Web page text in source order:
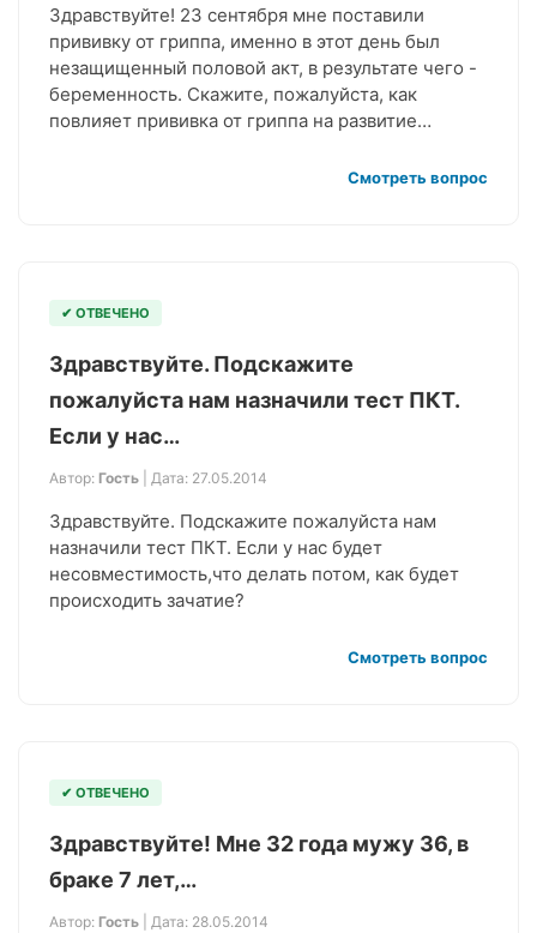
Здравствуйте! 23 сентября мне поставили
прививку от гриппа, именно в этот день был
незащищенный половой акт, в результате чего -
беременность. Скажите, пожалуйста, как
повлияет прививка от гриппа на развитие…
Смотреть вопрос
✔ ОТВЕЧЕНО
Здравствуйте. Подскажите
пожалуйста нам назначили тест ПКТ.
Если у нас…
Автор: Гость | Дата: 27.05.2014
Здравствуйте. Подскажите пожалуйста нам
назначили тест ПКТ. Если у нас будет
несовместимость,что делать потом, как будет
происходить зачатие?
Смотреть вопрос
✔ ОТВЕЧЕНО
Здравствуйте! Мне 32 года мужу 36, в
браке 7 лет,…
Автор: Гость | Дата: 28.05.2014